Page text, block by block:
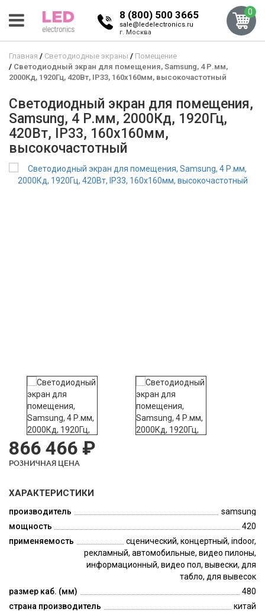
8 (800) 500 3665
sale@ledelectronics.ru
г. Москва
0
Главная Светодиодные экраны
Помещение
Светодиодный экран для помещения, Samsung, 4 Р.мм,
2000Кд, 1920Гц, 420Вт, IP33, 160x160мм, высокочастотный
Светодиодный экран для помещения,
Samsung, 4 Р.мм, 2000Кд, 1920Гц,
420Вт, IP33, 160x160мм,
высокочастотный
866 466 ₽
РОЗНИЧНАЯ ЦЕНА
ХАРАКТЕРИСТИКИ
производитель
samsung
мощность
420
применяемость
сценический, концертный, indoor,
рекламный, автомобильные, видео пилоны,
информационный, видео пол, вывески, для
табло, для вывесок
размер каб. (мм)
480
страна производитель
китай